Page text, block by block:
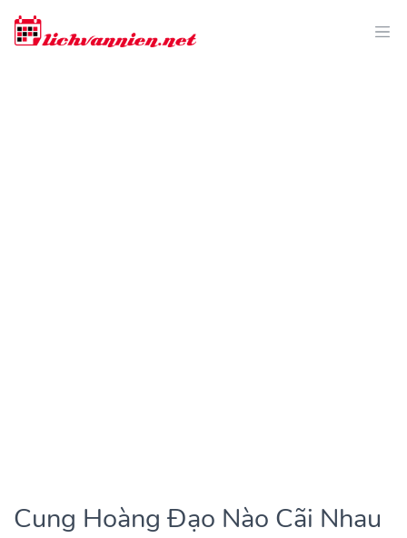
Cung Hoàng Đạo Nào Cãi Nhau